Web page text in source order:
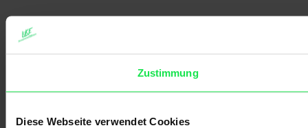
Zustimmung
Diese Webseite verwendet Cookies